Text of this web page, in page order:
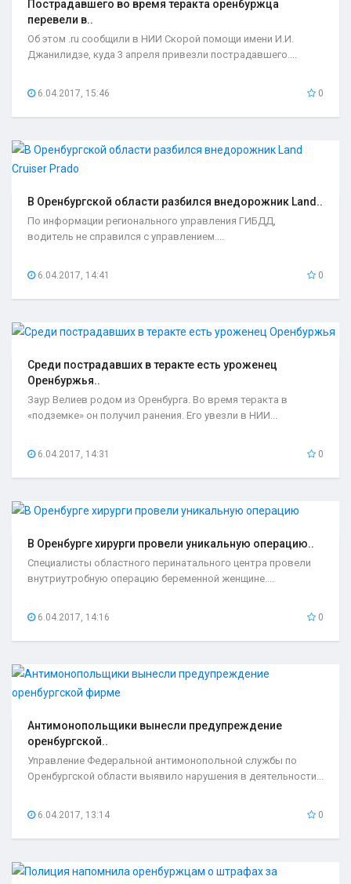
Пострадавшего во время теракта оренбуржца
перевели в..
Об этом .ru сообщили в НИИ Скорой помощи имени И.И.
Джанилидзе, куда 3 апреля привезли пострадавшего....
6.04.2017, 15:46 0
В Оренбургской области разбился внедорожник Land..
По информации регионального управления ГИБДД,
водитель не справился с управлением....
6.04.2017, 14:41 0
Среди пострадавших в теракте есть уроженец
Оренбуржья..
Заур Велиев родом из Оренбурга. Во время теракта в
«подземке» он получил ранения. Его увезли в НИИ...
6.04.2017, 14:31 0
В Оренбурге хирурги провели уникальную операцию..
Специалисты областного перинатального центра провели
внутриутробную операцию беременной женщине....
6.04.2017, 14:16 0
Антимонопольщики вынесли предупреждение
оренбургской..
Управление Федеральной антимонопольной службы по
Оренбургской области выявило нарушения в деятельности...
6.04.2017, 13:14 0